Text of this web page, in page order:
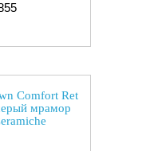
Comfort Ret
мрамор